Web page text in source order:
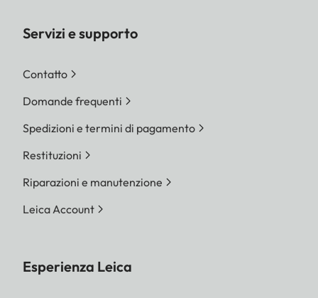
Servizi e supporto
Contatto
Domande frequenti
Spedizioni e termini di pagamento
Restituzioni
Riparazioni e manutenzione
Leica Account
Esperienza Leica